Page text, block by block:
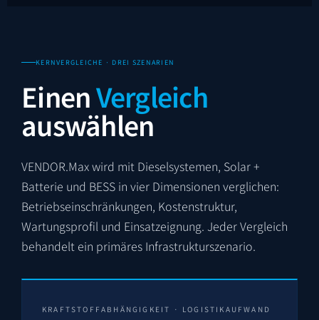
KERNVERGLEICHE · DREI SZENARIEN
EinenVergleich
auswählen
VENDOR.Max wird mit Dieselsystemen, Solar +
Batterie und BESS in vier Dimensionen verglichen:
Betriebseinschränkungen, Kostenstruktur,
Wartungsprofil und Einsatzeignung. Jeder Vergleich
behandelt ein primäres Infrastrukturszenario.
KRAFTSTOFFABHÄNGIGKEIT · LOGISTIKAUFWAND